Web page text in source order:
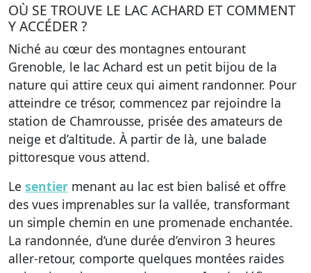
OÙ SE TROUVE LE LAC ACHARD ET COMMENT
Y ACCÉDER ?
Niché au cœur des montagnes entourant
Grenoble, le lac Achard est un petit bijou de la
nature qui attire ceux qui aiment randonner. Pour
atteindre ce trésor, commencez par rejoindre la
station de Chamrousse, prisée des amateurs de
neige et d’altitude. À partir de là, une balade
pittoresque vous attend.
Le sentier menant au lac est bien balisé et offre
des vues imprenables sur la vallée, transformant
un simple chemin en une promenade enchantée.
La randonnée, d’une durée d’environ 3 heures
aller-retour, comporte quelques montées raides